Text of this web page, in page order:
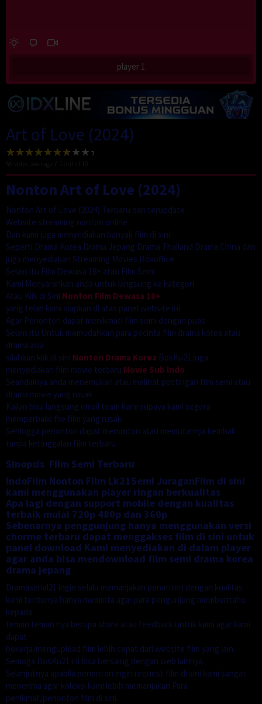
player 1
Art of Love (2024)
votes, average 7.1
Nonton Art of Love (2024)
Nonton Art of Love (2024) Terbaru dan terupdate
Website streaming nonton online
Dan kami juga menyediakan banyak film di sini
Seperti Drama Korea Drama Jepang Drama Thailand Drama China dan
juga menyediakan Streaming Movies Boxoffice
Selain itu Film Dewasa 18+ atau Film Semi
Kami Menyarankan anda untuk langsung ke kategori
Atau Klik di Sini Nonton Film Dewasa 18+
yang telah kami siapkan di atas panel website ini
Agar Penonton dapat menikmati film semi dengan puas
Selain itu Untuk memudahkan para pecinta film drama korea atau
drama asia
silahkan klik di sini Nonton Drama Korea BosKu21 juga
menyediakan film movie terbaru Movie Sub Indo
Seandainya anda menemukan atau melihat postingan film semi atau
drama movie yang rusak
Kalian bisa langsung email team kami supaya kami segera
memperbaiki file film yang rusak
Sehingga penonton dapat menonton atau memutarnya kembali
tanpa ketinggalan film terbaru
Sinopsis Film Semi Terbaru
IndoFilm Nonton Film Lk21Semi JuraganFilm di sini
kami menggunakan player ringan berkualitas
Apa lagi dengan support mobile dengan kualitas
terbaik mulai 720p 480p dan 360p
Sebenarnya penggunjung hanya menggunakan versi
chorme terbaru dapat menggakses film di sini untuk
panel download Kami menyediakan di dalam player
agar anda bisa mendownload film semi drama korea
drama jepang
Dramaserial21 ingin selalu memanjakan penonton dengan kualitas
kami tentunya hanya meminta agar para pengunjung memberitahu
kepada
teman teman nya berupa share atau feedback untuk kami agar kami
dapat
bekerja/mengupload film lebih cepat dari website film yang lain.
Semoga BosKu21 ini bisa bersaing dengan web lainnya.
Selanjutnya apabila penonton ingin request film di sini kami sangat
menerima agar koleksi kami lebih memanjakan Para
penikmat/penonton film di sini.